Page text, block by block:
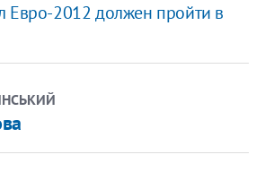
2012 должен пройти в